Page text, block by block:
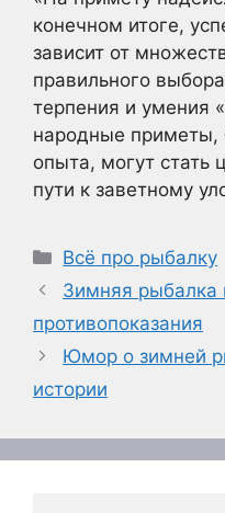
конечном итоге,
зависит от
правильного
терпения и умения
народные приметы,
опыта, могут стать
пути к заветному
Рубрики
Всё про рыбалку
Зимняя рыбалка
противопоказания
Юмор о зимней
истории